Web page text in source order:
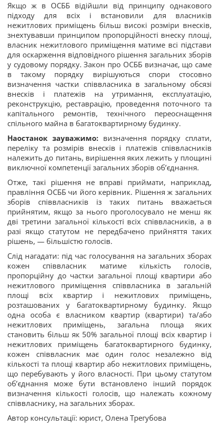
Якщо ж в ОСББ відійшли від принципу однакового
підходу для всіх і встановили для власників
нежитлових приміщень більш високі розміри внесків,
знехтувавши принципом пропорційності внеску площі,
власник нежитлового приміщення матиме всі підстави
для оскарження відповідного рішення загальних зборів
у судовому порядку. Закон про ОСББ визначає, що саме
в такому порядку вирішуються спори стосовно
визначення частки співвласника в загальному обсязі
внесків і платежів на утримання, експлуатацію,
реконструкцію, реставрацію, проведення поточного та
капітального ремонтів, технічного переоснащення
спільного майна в багатоквартирному будинку.
Наостанок зауважимо:визначення порядку сплати,
переліку та розмірів внесків і платежів співвласників
належить до питань, вирішення яких лежить у площині
виключної компетенції загальних зборів об’єднання.
Отже, такі рішення не вправі приймати, наприклад,
правління ОСББ чи його керівник. Рішення ж загальних
зборів співвласників із таких питань вважається
прийнятим, якщо за нього проголосувало не менш як
дві третини загальної кількості всіх співвласників, а в
разі якщо статутом не передбачено прийняття таких
рішень, — більшістю голосів.
Слід нагадати: під час голосування на загальних зборах
кожен співвласник матиме кількість голосів,
пропорційну до частки загальної площі квартири або
нежитлового приміщення співвласника в загальній
площі всіх квартир і нежитлових приміщень,
розташованих у багатоквартирному будинку. Якщо
одна особа є власником квартир (квартири) та/або
нежитлових приміщень, загальна площа яких
становить більш як 50% загальної площі всіх квартир і
нежитлових приміщень багатоквартирного будинку,
кожен співвласник має один голос незалежно від
кількості та площі квартир або нежитлових приміщень,
що перебувають у його власності. При цьому статутом
об’єднання може бути встановлено інший порядок
визначення кількості голосів, що належать кожному
співвласнику, на загальних зборах.
Автор консультації: юрист, Олена Трегубова